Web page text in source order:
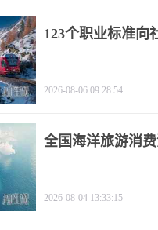
123个职业标准向
2026-08-06 09:28:54
全国海洋旅游消
2026-08-04 13:33:15